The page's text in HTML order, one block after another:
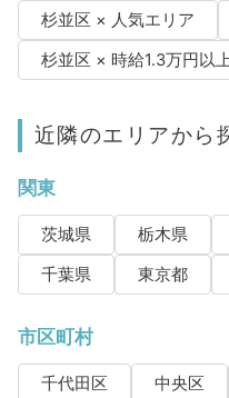
杉並区 × 人気エリア
杉並区 × 時給1.3万円以
近隣のエリアから
関東
茨城県 栃木県
千葉県
東京都
市区町村
千代田区 中央区